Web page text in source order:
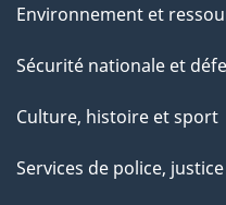
Environnement et
Sécurité nationale et
Culture, histoire et sport
Services de police,